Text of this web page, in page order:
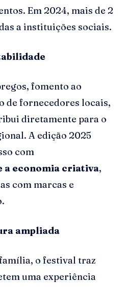
Em 2024, mais de 2
a instituições sociais.
fomento ao
de fornecedores locais,
diretamente para o
A edição 2025
com
a economia criativa,
com marcas e
ampliada
o festival traz
uma experiência